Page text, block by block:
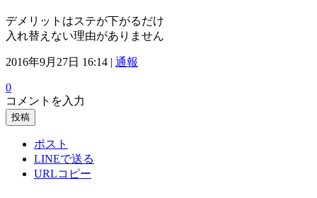
デメリットはステが下がるだけ
入れ替えない理由がありません
2016年9月27日 16:14 | 通報
0
コメントを入力
投稿
ポスト
LINEで送る
URLコピー